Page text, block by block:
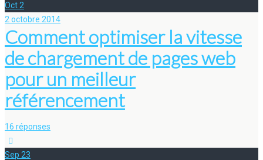
Oct 2
2 octobre 2014
Comment optimiser la vitesse
de chargement de pages web
pour un meilleur
référencement
16 réponses
Sep 23